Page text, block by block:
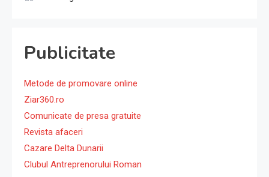
Publicitate
Metode de promovare online
Ziar360.ro
Comunicate de presa gratuite
Revista afaceri
Cazare Delta Dunarii
Clubul Antreprenorului Roman